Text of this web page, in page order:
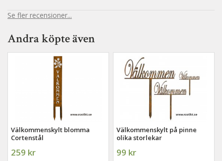
Se fler recensioner...
Andra köpte även
Välkommenskylt blomma
Cortenstål
259 kr
Välkommenskylt på pinne
olika storlekar
99 kr